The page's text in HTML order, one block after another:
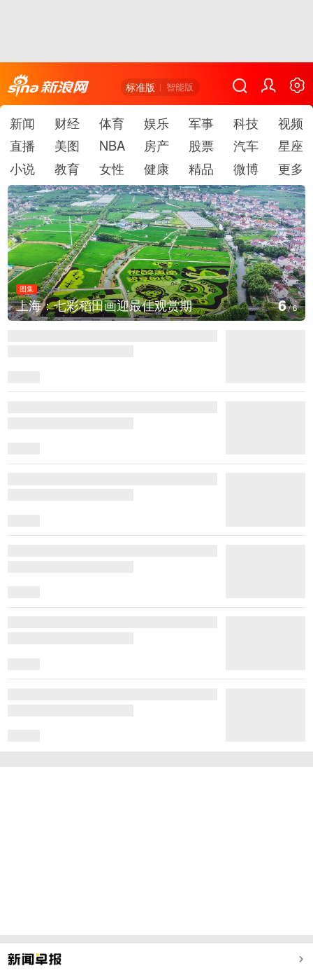
标准版 智能版
新闻 财经 体育 娱乐 军事 科技
视频
直播
美图 NBA 房产 股票 汽车
星座
小说
教育 女性 健康 精品 微博 更多
图集
厄瓜多尔总统诺沃亚会见阿根廷总统米莱 1/6